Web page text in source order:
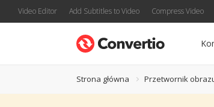
Video Editor Add Subtitles to Video Compress Video
Strona główna Przetwornik